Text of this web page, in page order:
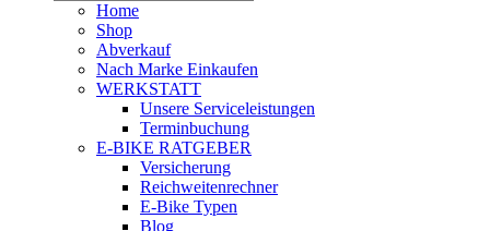
Home
Shop
Abverkauf
Nach Marke Einkaufen
WERKSTATT
Unsere Serviceleistungen
Terminbuchung
E-BIKE RATGEBER
Versicherung
Reichweitenrechner
E-Bike Typen
Blog